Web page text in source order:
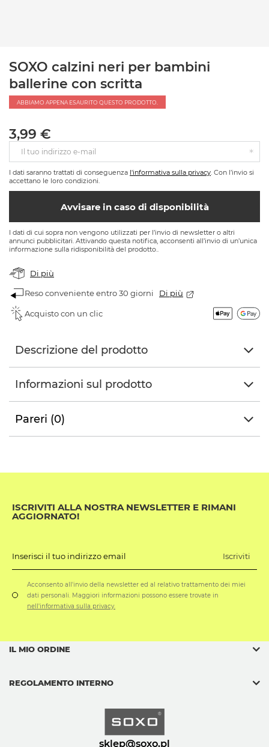
SOXO calzini neri per bambini
ballerine con scritta
ABBIAMO APPENA ESAURITO QUESTO PRODOTTO.
3,99 €
Il tuo indirizzo e-mail
I dati saranno trattati di conseguenza l'informativa sulla privacy. Con l’invio si
accettano le loro condizioni.
Avvisare in caso di disponibilità
I dati di cui sopra non vengono utilizzati per l’invio di newsletter o altri
annunci pubblicitari. Attivando questa notifica, acconsenti all’invio di un’unica
informazione sulla ridisponibilità del prodotto..
Di più
Reso conveniente entro 30 giorni Di più
Acquisto con un clic
Descrizione del prodotto
Informazioni sul prodotto
Pareri (0)
ISCRIVITI ALLA NOSTRA NEWSLETTER E RIMANI
AGGIORNATO!
Inserisci il tuo indirizzo email Iscriviti
Acconsento all'invio della newsletter ed al relativo trattamento dei miei
dati personali. Maggiori informazioni possono essere trovate in
nell'informativa sulla privacy.
sklep@soxo.pl
IL MIO ORDINE
REGOLAMENTO INTERNO